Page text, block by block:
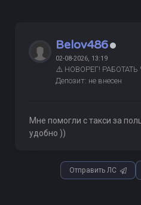
Belov486
02-08-2026, 13:19
⚠️ НОВОРЕГ! РАБОТАТЬ
Депозит: не внесен
Мне помогли с такси за
удобно ))
Отправить ЛС